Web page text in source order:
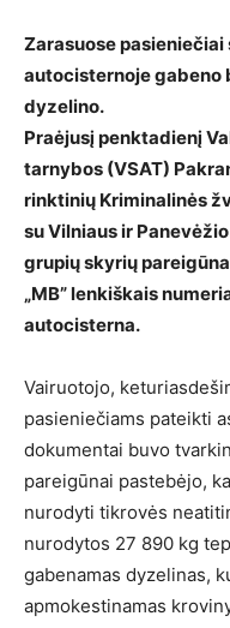
Zarasuose
autocisternoje gabeno
dyzelino.
Praėjusį penktadienį
tarnybos (VSAT)
rinktinių Kriminalinės
su Vilniaus ir
grupių skyrių
„MB” lenkiškais
autocisterna.
Vairuotojo,
pasieniečiams pateikti
dokumentai buvo
pareigūnai pastebėjo,
nurodyti tikrovės
nurodytos 27 890 kg
gabenamas dyzelinas,
apmokestinamas